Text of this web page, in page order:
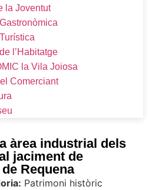
la Joventut
l’Habitatge
la Vila Joiosa
Comerciant
àrea industrial dels
jaciment de
Requena
Patrimoni històric